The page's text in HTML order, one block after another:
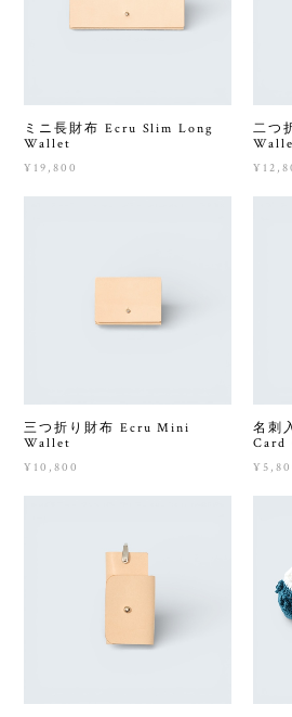
ミニ長財布 Ecru Slim Long
Wallet
¥19,800
二つ
三つ折り財布 Ecru Mini
Wallet
¥10,800
名刺
Card